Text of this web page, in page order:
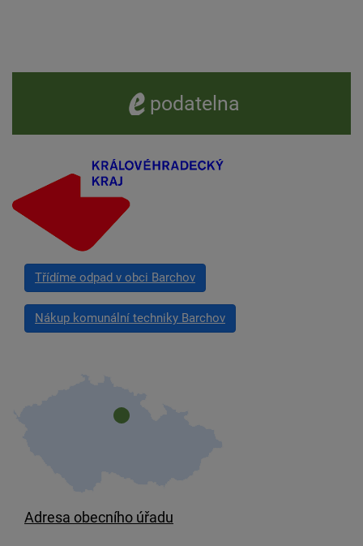
e -podatelna
Třídíme odpad v obci Barchov
Nákup komunální techniky Barchov
Adresa obecního úřadu